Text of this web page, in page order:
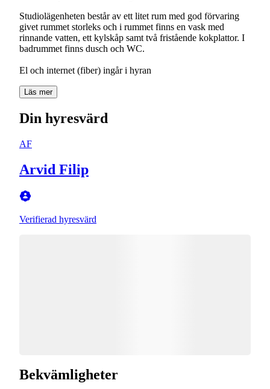
Studiolägenheten består av ett litet rum med god förvaring
givet rummet storleks och i rummet finns en vask med
rinnande vatten, ett kylskåp samt två fristående kokplattor. I
badrummet finns dusch och WC.
Läs mer
Din hyresvärd
AF
Arvid Filip
Verifierad hyresvärd
Bekvämligheter